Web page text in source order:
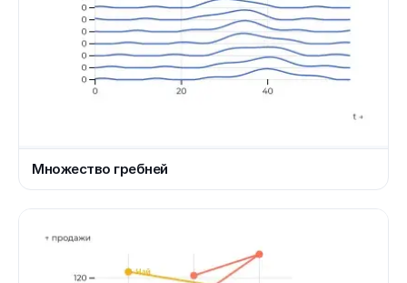
Множество гребней